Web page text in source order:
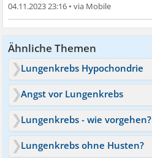
04.11.2023 23:16 •
Ähnliche Themen
Lungenkrebs Hypochondrie
Angst vor Lungenkrebs
Lungenkrebs - wie vorgehen?
Lungenkrebs ohne Husten?